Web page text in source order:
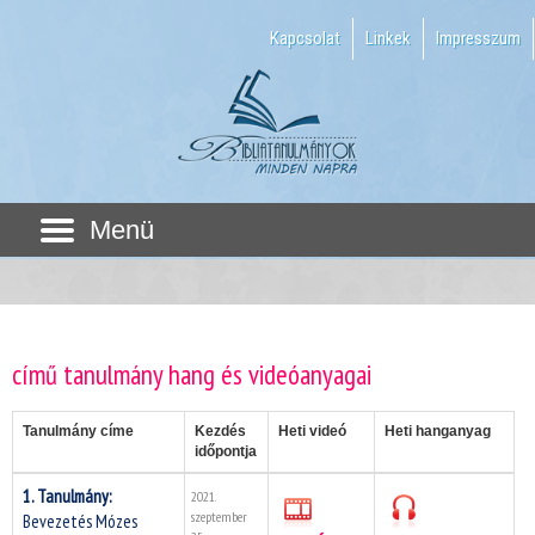
Kapcsolat Linkek Impresszum
Menü
című tanulmány hang és videóanyagai
Tanulmány címe
Kezdés
időpontja
Heti videó Heti hanganyag
1. Tanulmány:
Bevezetés Mózes
2021.
szeptember